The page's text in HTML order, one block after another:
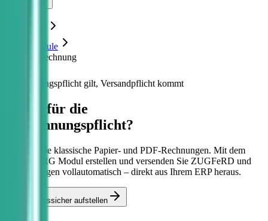
Module
E-Rechnung
Empfangspflicht gilt, Versandpflicht kommt
Bereit für die
E-Rechnungspflicht?
Ersetzen Sie klassische Papier- und PDF-Rechnungen. Mit dem
Kontor-XRG Modul erstellen und versenden Sie ZUGFeRD und
XRechnungen vollautomatisch – direkt aus Ihrem ERP heraus.
Jetzt rechtssicher aufstellen